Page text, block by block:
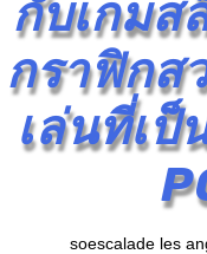
กับเกม
กราฟิกส
เล่นที่เ
soescalade les